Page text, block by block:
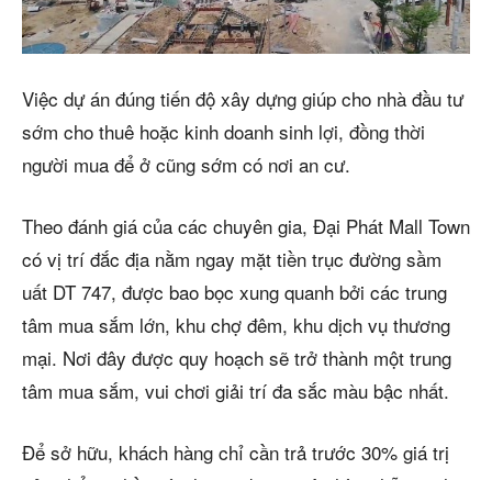
Việc dự án đúng tiến độ xây dựng giúp cho nhà đầu tư
sớm cho thuê hoặc kinh doanh sinh lợi, đồng thời
người mua để ở cũng sớm có nơi an cư.
Theo đánh giá của các chuyên gia, Đại Phát Mall Town
có vị trí đắc địa nằm ngay mặt tiền trục đường sầm
uất DT 747, được bao bọc xung quanh bởi các trung
tâm mua sắm lớn, khu chợ đêm, khu dịch vụ thương
mại. Nơi đây được quy hoạch sẽ trở thành một trung
tâm mua sắm, vui chơi giải trí đa sắc màu bậc nhất.
Để sở hữu, khách hàng chỉ cần trả trước 30% giá trị